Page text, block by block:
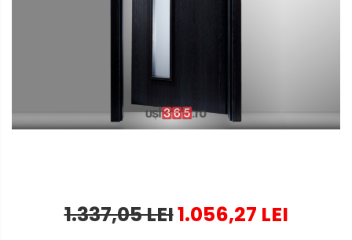
1.337,05 LEI1.056,27 LEI